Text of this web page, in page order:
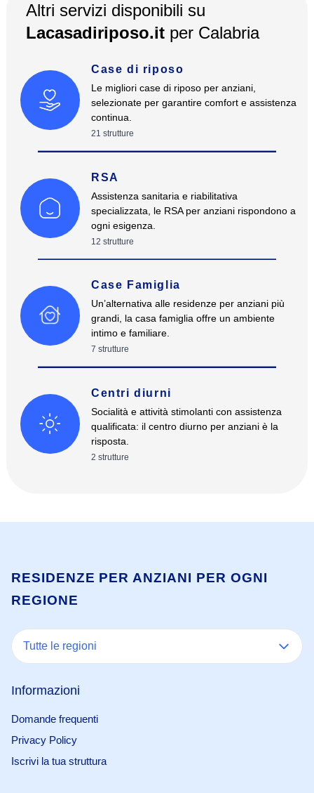
con anticipo.
Altri servizi disponibili su
Lacasadiriposo.it per Calabria
Case di riposo
Le migliori case di riposo per anziani,
selezionate per garantire comfort e assistenza
continua.
21 strutture
RSA
Assistenza sanitaria e riabilitativa
specializzata, le RSA per anziani rispondono a
ogni esigenza.
12 strutture
Case Famiglia
Un’alternativa alle residenze per anziani più
grandi, la casa famiglia offre un ambiente
intimo e familiare.
7 strutture
Centri diurni
Socialità e attività stimolanti con assistenza
qualificata: il centro diurno per anziani è la
risposta.
2 strutture
RESIDENZE PER ANZIANI PER OGNI
REGIONE
Tutte le regioni
Informazioni
Domande frequenti
Privacy Policy
Iscrivi la tua struttura